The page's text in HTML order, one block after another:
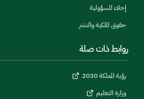
إخلاء المسؤولية
حقوق الملكية والنشر
روابط ذات صلة
رؤية المملكة 2030
وزارة التعليم